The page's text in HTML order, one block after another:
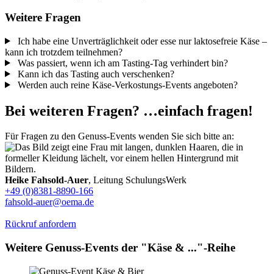
Weitere Fragen
Ich habe eine Unverträglichkeit oder esse nur laktosefreie Käse –
kann ich trotzdem teilnehmen?
Was passiert, wenn ich am Tasting-Tag verhindert bin?
Kann ich das Tasting auch verschenken?
Werden auch reine Käse-Verkostungs-Events angeboten?
Bei weiteren Fragen? …einfach fragen!
Für Fragen zu den Genuss-Events wenden Sie sich bitte an:
Heike Fahsold-Auer, Leitung SchulungsWerk
+49 (0)8381-8890-166
fahsold-auer@oema.de
Rückruf anfordern
Weitere Genuss-Events der "Käse & ..."-Reihe